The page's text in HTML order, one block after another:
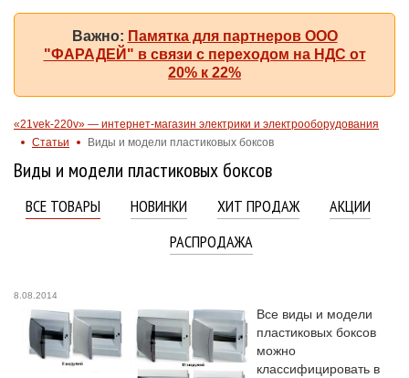
Важно: Памятка для партнеров ООО
"ФАРАДЕЙ" в связи с переходом на НДС от
20% к 22%
«21vek-220v» — интернет-магазин электрики и электрооборудования
Статьи
Виды и модели пластиковых боксов
Виды и модели пластиковых боксов
ВСЕ ТОВАРЫ НОВИНКИ ХИТ ПРОДАЖ
АКЦИИ
РАСПРОДАЖА
8.08.2014
Все виды и модели
пластиковых боксов
можно
классифицировать в